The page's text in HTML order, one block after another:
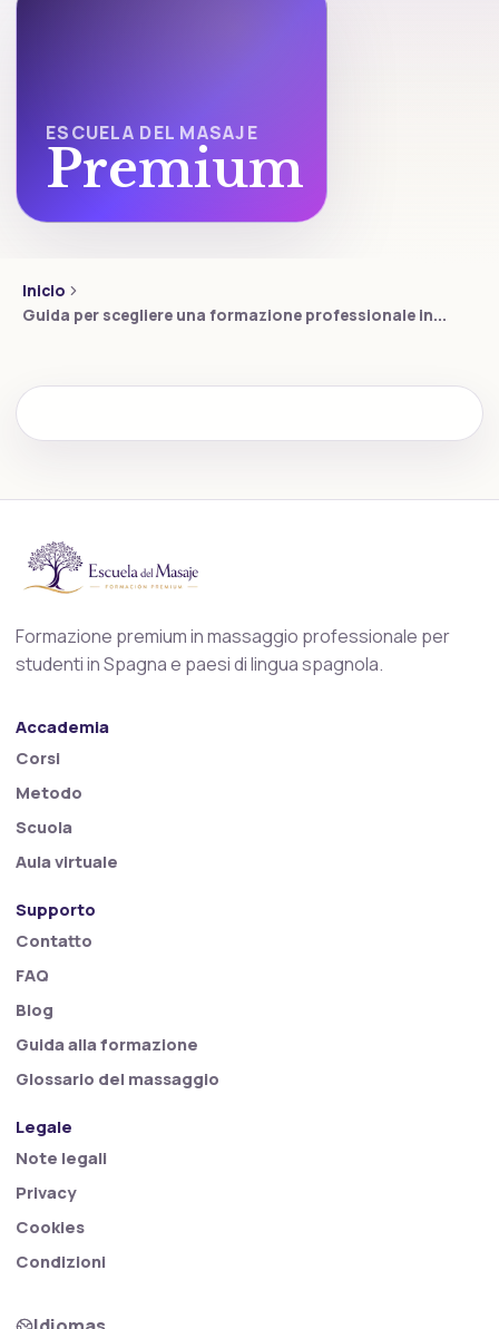
ESCUELA DEL MASAJE
Premium
Inicio
Guida per scegliere una formazione professionale in...
Formazione premium in massaggio professionale per
studenti in Spagna e paesi di lingua spagnola.
Accademia
Corsi
Metodo
Scuola
Aula virtuale
Supporto
Contatto
FAQ
Blog
Guida alla formazione
Glossario del massaggio
Legale
Note legali
Privacy
Cookies
Condizioni